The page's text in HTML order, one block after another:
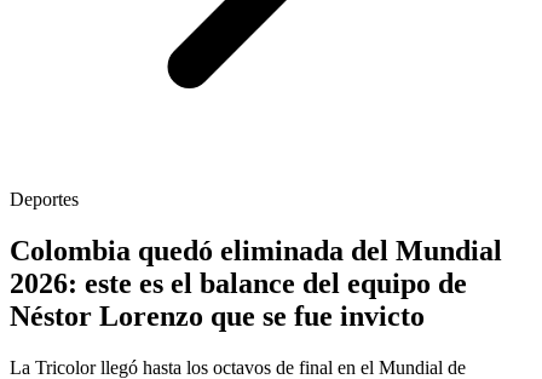
Deportes
Colombia quedó eliminada del Mundial
2026: este es el balance del equipo de
Néstor Lorenzo que se fue invicto
La Tricolor llegó hasta los octavos de final en el Mundial de